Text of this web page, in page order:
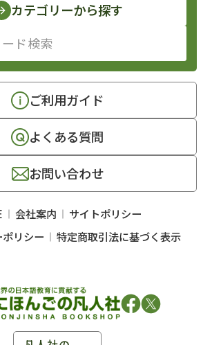
カテゴリーから探す
ご利用ガイド
よくある質問
お問い合わせ
会社案内
サイトポリシー
リシー
特定商取引法に基づく表示